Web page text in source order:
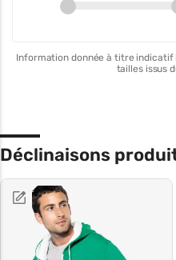
Information donnée à titre indicatif
tailles issus
Déclinaisons